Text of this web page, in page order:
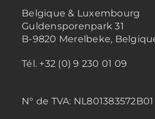
Belgique & Luxembourg
Guldensporenpark 31
B-9820 Merelbeke,
Tél. +32 (0) 9 230 01 09
N° de TVA: NL801383572B01